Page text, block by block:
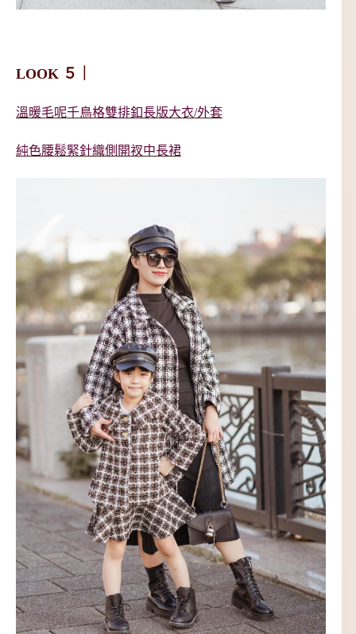
LOOK ５｜
溫暖毛呢千鳥格雙排釦長版大衣/外套
純色腰鬆緊針織側開衩中長裙